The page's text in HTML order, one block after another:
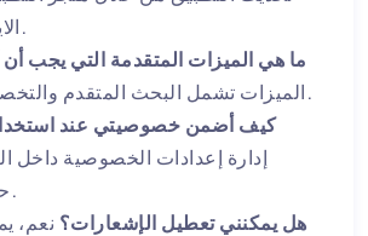
الايفون الخاص بك.
ما هي الميزات المتقدمة التي يجب
الميزات تشمل البحث المتقدم والتخصيص والتحليلات.
كيف أضمن خصوصيتي عند
إدارة إعدادات الخصوصية داخل
حسب احتياجاتك.
هل يمكنني تعطيل الإشعارات؟ نعم،